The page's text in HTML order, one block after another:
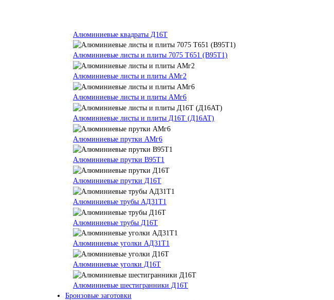
Алюминиевые квадраты Д16Т
Алюминиевые листы и плиты 7075 Т651 (В95Т1)
Алюминиевые листы и плиты АМг2
Алюминиевые листы и плиты АМг6
Алюминиевые листы и плиты Д16Т (Д16АТ)
Алюминиевые прутки АМг6
Алюминиевые прутки В95Т1
Алюминиевые прутки Д16Т
Алюминиевые трубы АД31Т1
Алюминиевые трубы Д16Т
Алюминиевые уголки АД31Т1
Алюминиевые уголки Д16Т
Алюминиевые шестигранники Д16Т
Бронзовые заготовки